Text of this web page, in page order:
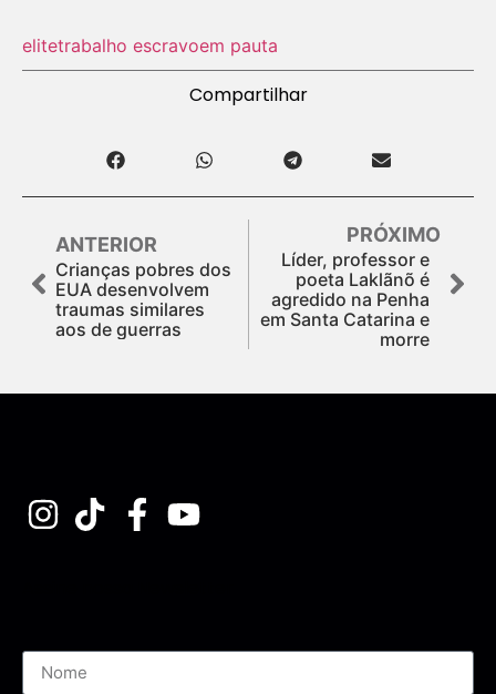
elitetrabalho escravoem pauta
Compartilhar
ANTERIOR
Crianças pobres dos
EUA desenvolvem
traumas similares
aos de guerras
PRÓXIMO
Líder, professor e
poeta Laklãnõ é
agredido na Penha
em Santa Catarina e
morre